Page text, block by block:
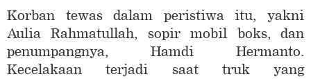
Korban tewas dalam peristiwa itu, yakni
Aulia Rahmatullah, sopir mobil boks, dan
penumpangnya, Hamdi Hermanto.
Kecelakaan terjadi saat truk yang